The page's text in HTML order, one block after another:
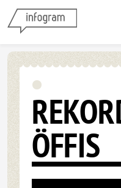
ÖFFIS